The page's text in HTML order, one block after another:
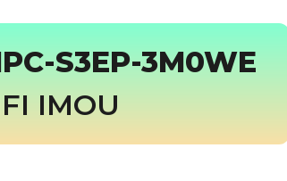
S3EP-3M0WE
IMOU